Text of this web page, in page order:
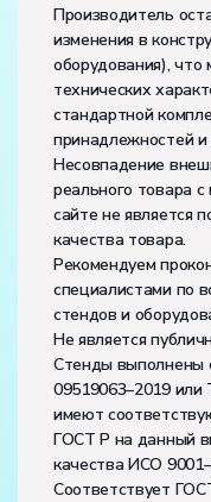
Производитель
изменения в
оборудования),
технических
стандартной
принадлежностей
Несовпадение
реального товара
сайте не является
качества товара.
Рекомендуем
специалистами по
стендов и
Не является
Стенды выполнены
09519063–2019 или
имеют
ГОСТ Р на данный
качества ИСО
Соответствует